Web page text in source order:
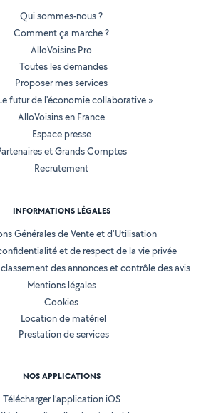
Qui sommes-nous ?
Comment ça marche ?
AlloVoisins Pro
Toutes les demandes
Proposer mes services
futur de l'économie collaborative »
AlloVoisins en France
Espace presse
et Grands Comptes
Recrutement
INFORMATIONS LÉGALES
Générales de Vente et d'Utilisation
et de respect de la vie privée
des annonces et contrôle des avis
Mentions légales
Cookies
Location de matériel
Prestation de services
NOS APPLICATIONS
Télécharger l’application iOS